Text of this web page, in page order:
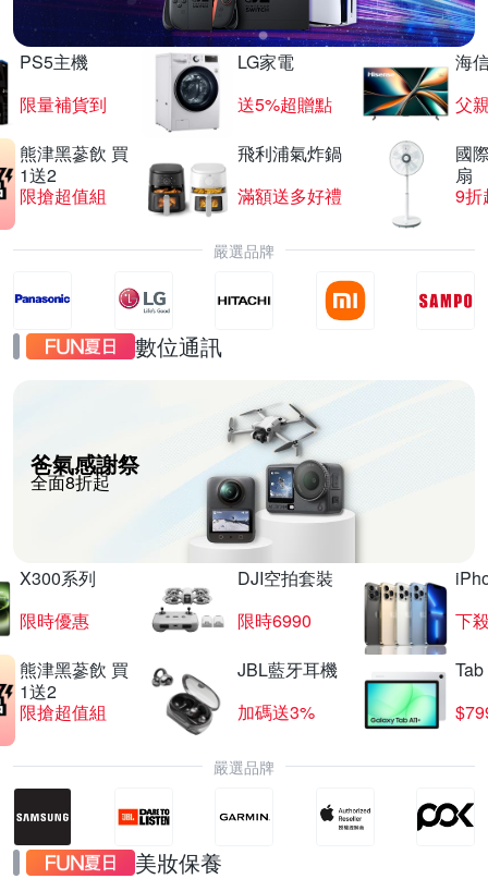
PS5主機
限量補貨到
LG家電
送5%超贈點
海
父
熊津黑蔘飲 買
1送2
限搶超值組
飛利浦氣炸鍋
滿額送多好禮
國
扇
9折
嚴選品牌
數位通訊
爸氣感謝祭
全面8折起
X300系列
限時優惠
DJI空拍套裝
限時6990
下
熊津黑蔘飲 買
1送2
限搶超值組
JBL藍牙耳機
加碼送3%
嚴選品牌
美妝保養